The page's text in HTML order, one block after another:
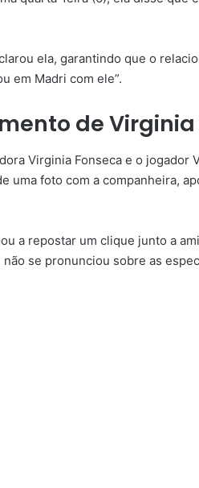
ela, garantindo que o
em Madri com ele”.
de Virginia
Virginia Fonseca e o jogador
uma foto com a companheira,
a repostar um clique junto a
se pronunciou sobre as